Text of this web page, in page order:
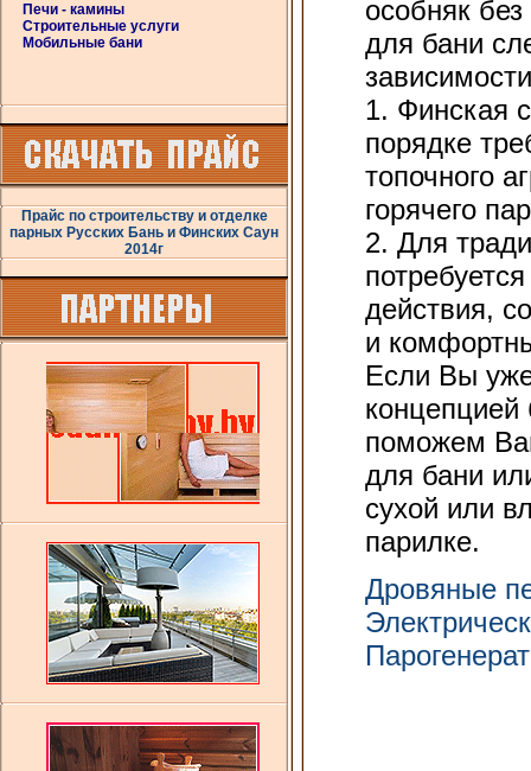
Печи - камины
Строительные услуги
Мобильные бани
Прайс по строительству и отделке
парных Русских Бань и Финских Саун
2014г
особняк
для бани
1. Финская
порядке
топочного
горячего
2. Для
действия,
и
Если Вы
поможем
для бани
сухой или
парилке.
Дровяные